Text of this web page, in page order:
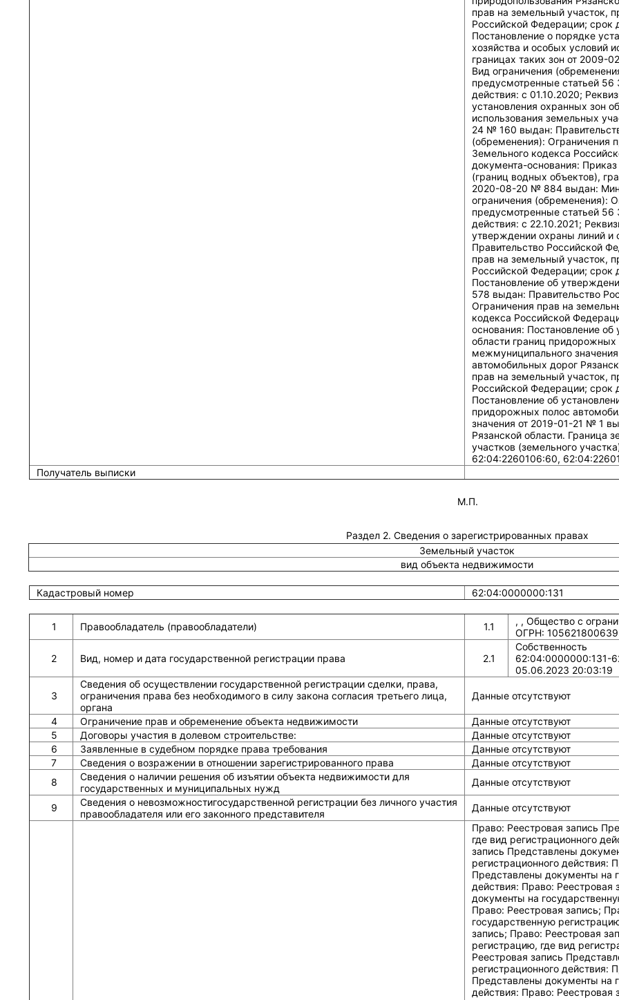
Получатель выписки
М.П.
Раздел 2. Сведения о зарегистрированных правах
Земельный участок
вид объекта недвижимости
Кадастровый номер 62:04:0000000:131
1 Правообладатель (правообладатели) 1.1
, , Общество с
ОГРН:
2 Вид, номер и дата государственной регистрации права 2.1
Собственность
62:04:0000000:131-
05.06.2023 20:03:19
3
Сведения об осуществлении государственной регистрации сделки, права,
ограничения права без необходимого в силу закона согласия третьего лица,
органа
Данные отсутствуют
4 Ограничение прав и обременение объекта недвижимости
Данные отсутствуют
5
Договоры участия в долевом строительстве:
Данные отсутствуют
6
Заявленные в судебном порядке права требования
Данные отсутствуют
7
Сведения о возражении в отношении зарегистрированного права
Данные отсутствуют
8
Сведения о наличии решения об изъятии объекта недвижимости для
государственных и муниципальных нужд
Данные отсутствуют
9
Сведения о невозможностигосударственной регистрации без личного участия
правообладателя или его законного представителя
Данные отсутствуют
Право: Реестровая запись Представлены документы на государственную регистрацию, где вид регистрационного действия: Право: Реестровая запись; Право: Реестровая запись Представлены документы на государственную регистрацию, где вид регистрационного действия: Право: Реестровая запись; Право: Реестровая запись Представлены документы на государственную регистрацию, где вид регистрационного действия: Право: Реестровая запись; Право: Реестровая запись Представлены документы на государственную регистрацию, где вид регистрационного действия: Право: Реестровая запись; Право: Реестровая запись Представлены документы на государственную регистрацию, где вид регистрационного действия: Право: Реестровая запись; Право: Реестровая запись Представлены документы на государственную регистрацию, где вид регистрационного действия: Право: Реестровая запись; Право: Реестровая запись Представлены документы на государственную регистрацию, где вид регистрационного действия: Право: Реестровая запись; Право: Реестровая запись Представлены документы на государственную регистрацию, где вид регистрационного действия: Право: Реестровая запись; Право: Реестровая запись Представлены документы на государственную регистрацию, где вид регистрационного действия: Право: Реестровая запись; Право: Реестровая запись Представлены документы на государственную регистрацию, где вид регистрационного действия: Право: Реестровая запись; Право: Реестровая запись Представлены документы на государственную регистрацию, где вид регистрационного действия: Право: Реестровая запись; Право: Реестровая запись Представлены документы на государственную регистрацию, где вид регистрационного действия: Право: Реестровая запись; Право: Реестровая запись Представлены документы на государственную регистрацию, где вид регистрационного действия: Право: Реестровая запись; Право: Реестровая запись Представлены документы на государственную регистрацию, где вид регистрационного действия: Право: Реестровая запись; Право: Реестровая запись Представлены документы на государственную регистрацию, где вид регистрационного действия: Право: Реестровая запись; Право: Реестровая запись Представлены документы на государственную регистрацию, где вид регистрационного действия: Право: Реестровая запись; Право: Реестровая запись Представлены документы на государственную регистрацию, где вид регистрационного действия: Право: Реестровая запись; Право: Реестровая запись Представлены документы на государственную регистрацию, где вид регистрационного действия: Право: Реестровая запись; Право: Реестровая запись Представлены документы на государственную регистрацию, где вид регистрационного действия: Право: Реестровая запись; Право: Реестровая запись Представлены документы на государственную регистрацию, где вид регистрационного действия: Право: Реестровая запись; Право: Реестровая запись Представлены документы на государственную регистрацию, где